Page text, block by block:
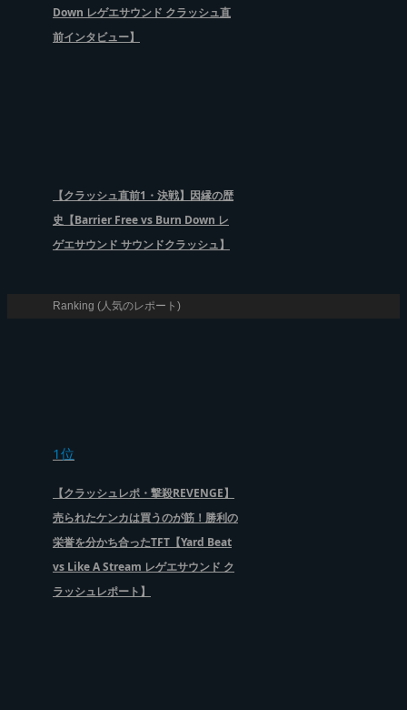
Down レゲエサウンド クラッシュ直
前インタビュー】
【クラッシュ直前1・決戦】因縁の歴
史【Barrier Free vs Burn Down レ
ゲエサウンド サウンドクラッシュ】
Ranking (人気のレポート)
1位
【クラッシュレポ・撃殺REVENGE】
売られたケンカは買うのが筋！勝利の
栄誉を分かち合ったTFT【Yard Beat
vs Like A Stream レゲエサウンド ク
ラッシュレポート】